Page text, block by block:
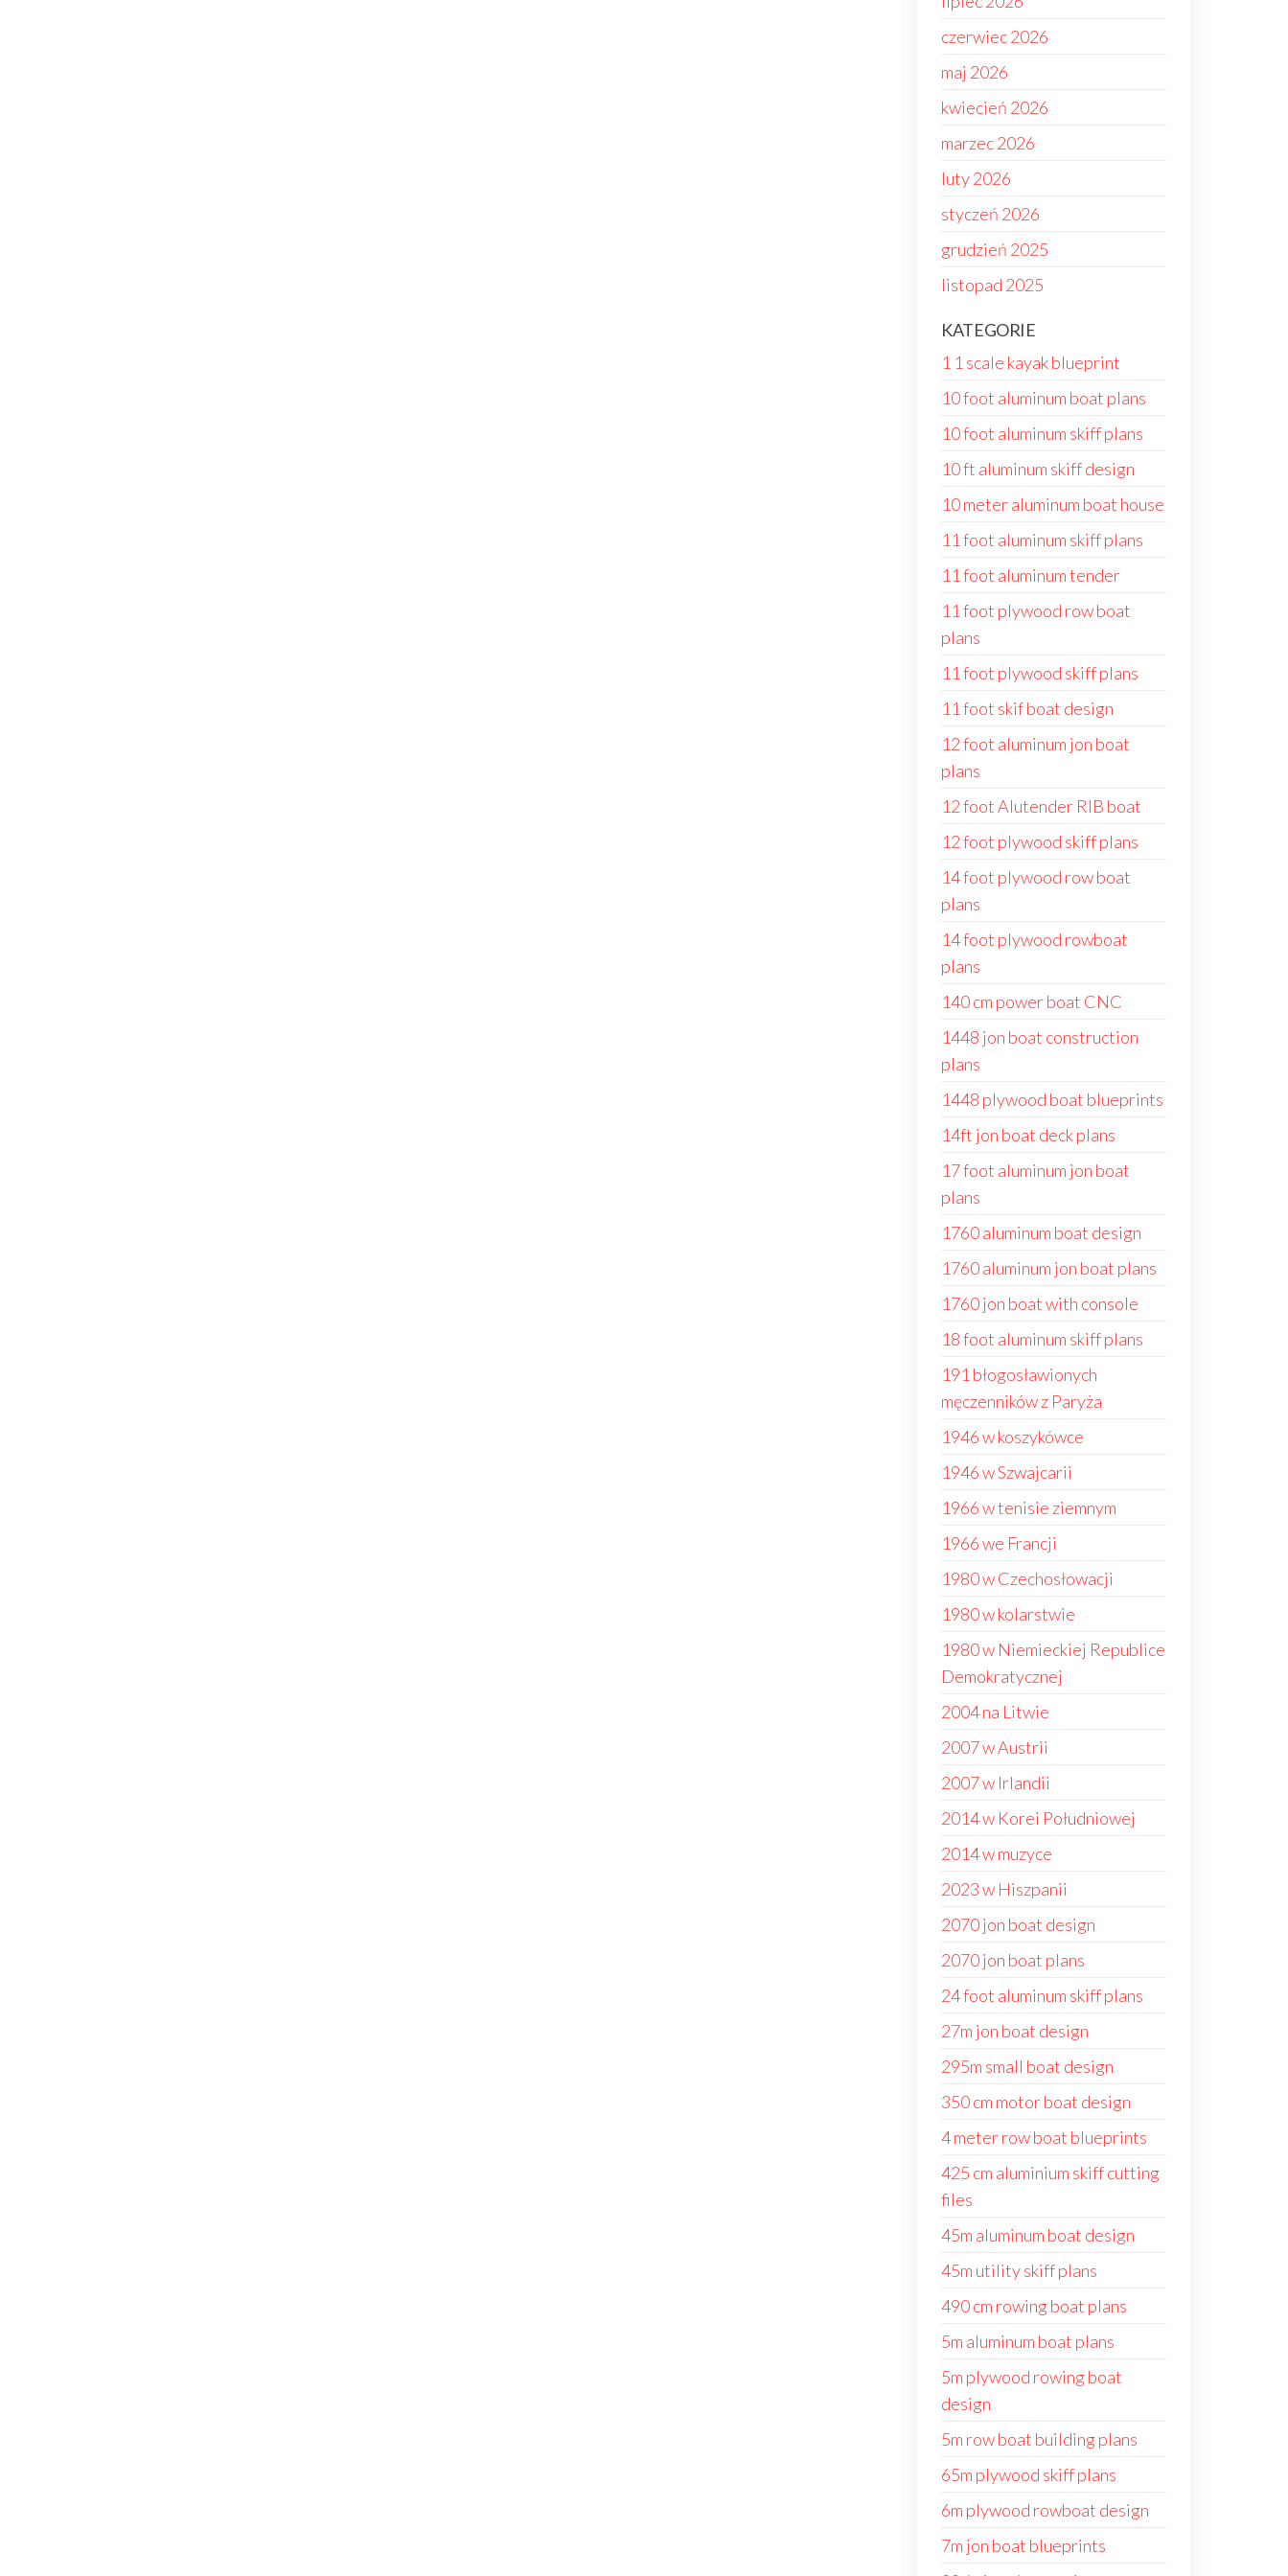
czerwiec 2026
maj 2026
kwiecień 2026
marzec 2026
luty 2026
styczeń 2026
grudzień 2025
listopad 2025
KATEGORIE
1 1 scale kayak blueprint
10 foot aluminum boat plans
10 foot aluminum skiff plans
10 ft aluminum skiff design
10 meter aluminum boat house
11 foot aluminum skiff plans
11 foot aluminum tender
11 foot plywood row boat
plans
11 foot plywood skiff plans
11 foot skif boat design
12 foot aluminum jon boat
plans
12 foot Alutender RIB boat
12 foot plywood skiff plans
14 foot plywood row boat
plans
14 foot plywood rowboat
plans
140 cm power boat CNC
1448 jon boat construction
plans
1448 plywood boat blueprints
14ft jon boat deck plans
17 foot aluminum jon boat
plans
1760 aluminum boat design
1760 aluminum jon boat plans
1760 jon boat with console
18 foot aluminum skiff plans
191 błogosławionych
męczenników z Paryża
1946 w koszykówce
1946 w Szwajcarii
1966 w tenisie ziemnym
1966 we Francji
1980 w Czechosłowacji
1980 w kolarstwie
1980 w Niemieckiej Republice
Demokratycznej
2004 na Litwie
2007 w Austrii
2007 w Irlandii
2014 w Korei Południowej
2014 w muzyce
2023 w Hiszpanii
2070 jon boat design
2070 jon boat plans
24 foot aluminum skiff plans
27m jon boat design
295m small boat design
350 cm motor boat design
4 meter row boat blueprints
425 cm aluminium skiff cutting
files
45m aluminum boat design
45m utility skiff plans
490 cm rowing boat plans
5m aluminum boat plans
5m plywood rowing boat
design
5m row boat building plans
65m plywood skiff plans
6m plywood rowboat design
7m jon boat blueprints